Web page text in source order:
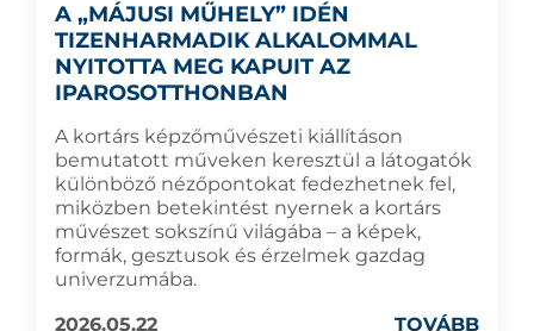
A „MÁJUSI MŰHELY” IDÉN
TIZENHARMADIK ALKALOMMAL
NYITOTTA MEG KAPUIT AZ
IPAROSOTTHONBAN
A kortárs képzőművészeti kiállításon
bemutatott műveken keresztül a látogatók
különböző nézőpontokat fedezhetnek fel,
miközben betekintést nyernek a kortárs
művészet sokszínű világába – a képek,
formák, gesztusok és érzelmek gazdag
univerzumába.
2026.05.22
TOVÁBB